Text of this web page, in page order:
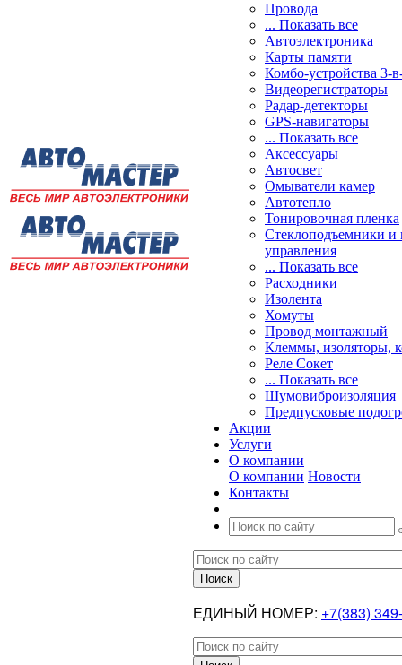
Провода
... Показать все
Автоэлектроника
Карты памяти
Комбо-устройства 3-
Видеорегистраторы
Радар-детекторы
GPS-навигаторы
... Показать все
Аксессуары
Автосвет
Омыватели камер
Автотепло
Тонировочная пленка
Стеклоподъемники и
управления
... Показать все
Расходники
Изолента
Хомуты
Провод монтажный
Клеммы, изоляторы,
Реле Сокет
... Показать все
Шумовиброизоляция
Предпусковые
Акции
Услуги
О компании
О компании Новости
Контакты
ЕДИНЫЙ НОМЕР: +7(383)